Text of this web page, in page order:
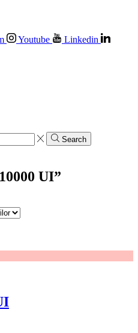
Youtube Linkedin
Search
UI”